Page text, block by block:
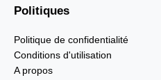
Politiques
Politique de confidentialité
Conditions d'utilisation
A propos